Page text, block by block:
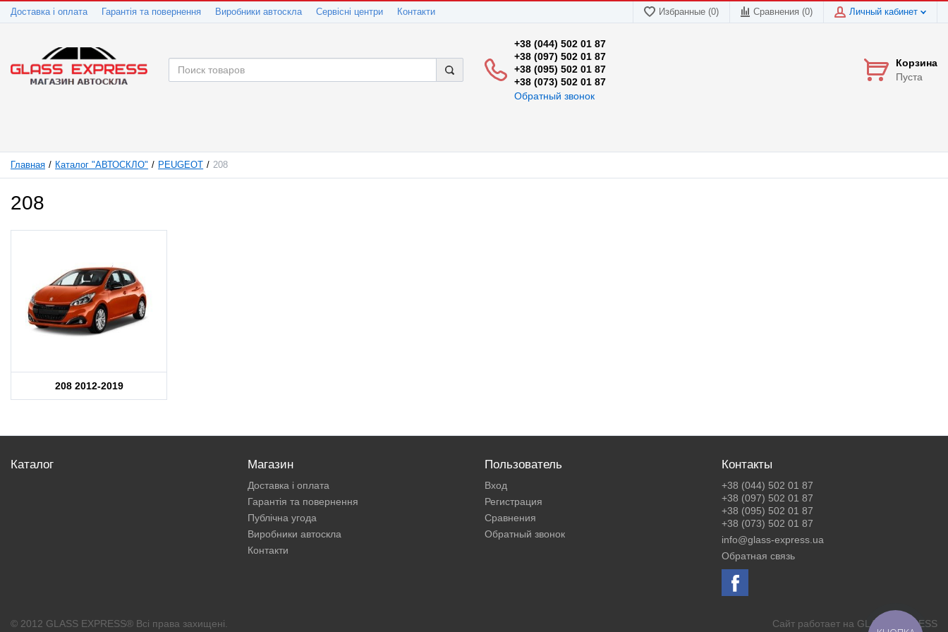
Доставка і оплата Гарантія та повернення Виробники автоскла Сервісні центри Контакти Избранные (0) Сравнения (0) Личный кабинет
+38 (044) 502 01 87
+38 (097) 502 01 87
+38 (095) 502 01 87
+38 (073) 502 01 87
Обратный звонок
Корзина
Пуста
Главная Каталог "АВТОСКЛО" PEUGEOT 208
208
208 2012-2019
Каталог Магазин
Доставка і оплата
Гарантія та повернення
Публічна угода
Виробники автоскла
Контакти
Пользователь
Вход
Регистрация
Сравнения
Обратный звонок
Контакты
+38 (044) 502 01 87
+38 (097) 502 01 87
+38 (095) 502 01 87
+38 (073) 502 01 87
info@glass-express.ua
Обратная связь
© 2012 GLASS EXPRESS® Всі права захищені. Сайт работает на GLASS EXPRESS